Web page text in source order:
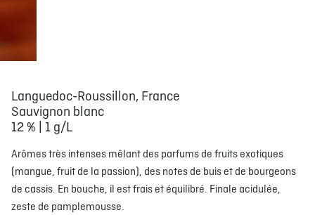
Languedoc-Roussillon, France
Sauvignon blanc
12 % | 1 g/L
Arômes très intenses mêlant des parfums de fruits exotiques
(mangue, fruit de la passion), des notes de buis et de bourgeons
de cassis. En bouche, il est frais et équilibré. Finale acidulée,
zeste de pamplemousse.